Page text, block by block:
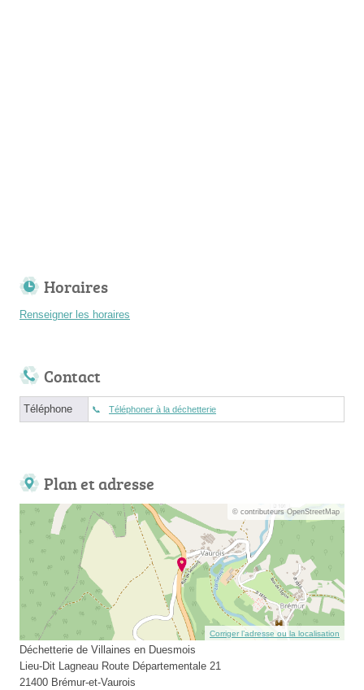
Horaires
Renseigner les horaires
Contact
Téléphone Téléphoner à la déchetterie
Plan et adresse
© contributeurs OpenStreetMap
Corriger l’adresse ou la localisation
Déchetterie de Villaines en Duesmois
Lieu-Dit Lagneau Route Départementale 21
21400 Brémur-et-Vaurois